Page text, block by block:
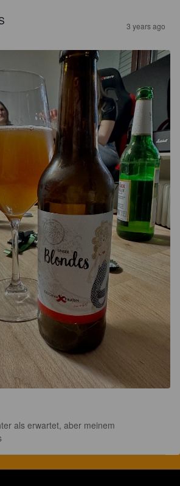
3 years ago
als erwartet, aber meinem